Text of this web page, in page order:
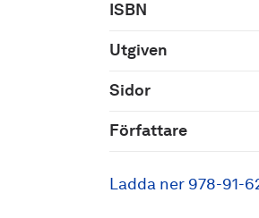
ISBN
Utgiven
Sidor
Författare
Ladda ner 978-91-